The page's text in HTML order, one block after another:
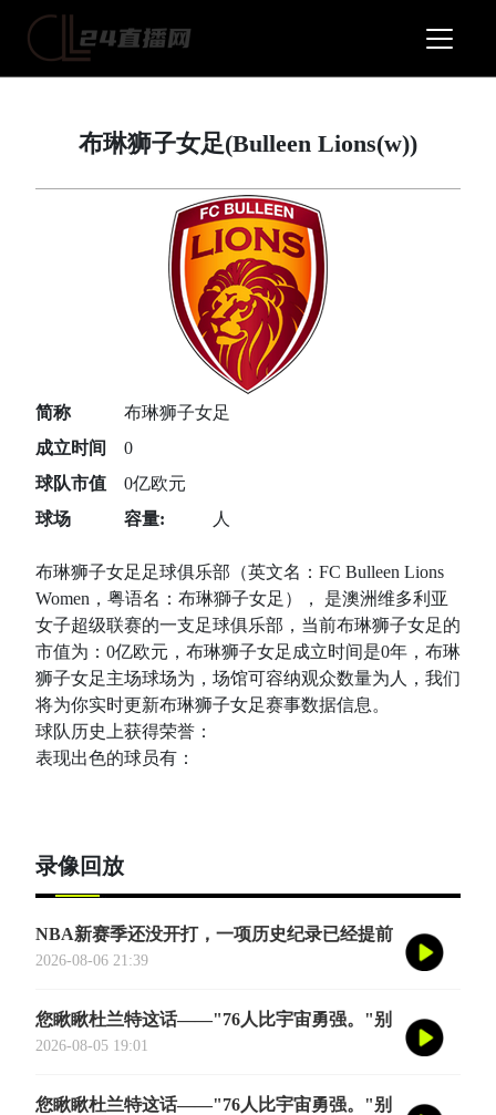
布琳狮子女足(Bulleen Lions(w))
简称
布琳狮子女足
成立时间
0
球队市值
0亿欧元
球场
容量: 人
布琳狮子女足足球俱乐部（英文名：FC Bulleen Lions
Women，粤语名：布琳獅子女足）， 是澳洲维多利亚
女子超级联赛的一支足球俱乐部，当前布琳狮子女足的
市值为：0亿欧元，布琳狮子女足成立时间是0年，布琳
狮子女足主场球场为，场馆可容纳观众数量为人，我们
将为你实时更新布琳狮子女足赛事数据信息。
球队历史上获得荣誉：
表现出色的球员有：
录像回放
NBA新赛季还没开打，一项历史纪录已经提前
诞生——英国篮球俱乐部伦敦雄狮将首次站上
2026-08-06 21:39
您瞅瞅杜兰特这话——"76人比宇宙勇强。"别
觉得他是谦虚或者脑子进水了，我给您掰开了
2026-08-05 19:01
您瞅瞅杜兰特这话——"76人比宇宙勇强。"别